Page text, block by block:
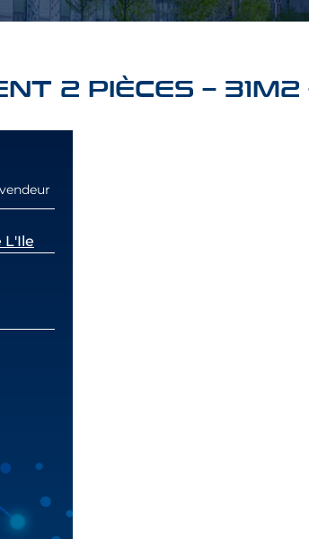
2 PIÈCES – 31M2
L'Ile